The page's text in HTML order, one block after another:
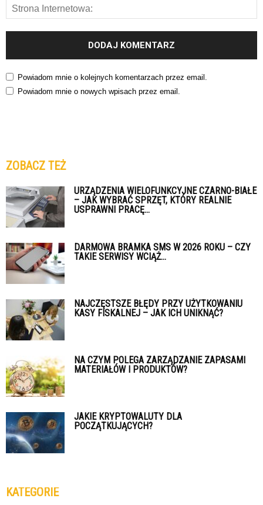
Powiadom mnie o kolejnych komentarzach przez email.
Powiadom mnie o nowych wpisach przez email.
ZOBACZ TEŻ
URZĄDZENIA WIELOFUNKCYJNE CZARNO-BIAŁE
– JAK WYBRAĆ SPRZĘT, KTÓRY REALNIE
USPRAWNI PRACĘ...
DARMOWA BRAMKA SMS W 2026 ROKU – CZY
TAKIE SERWISY WCIĄŻ...
NAJCZĘSTSZE BŁĘDY PRZY UŻYTKOWANIU
KASY FISKALNEJ – JAK ICH UNIKNĄĆ?
NA CZYM POLEGA ZARZĄDZANIE ZAPASAMI
MATERIAŁÓW I PRODUKTÓW?
JAKIE KRYPTOWALUTY DLA
POCZĄTKUJĄCYCH?
KATEGORIE